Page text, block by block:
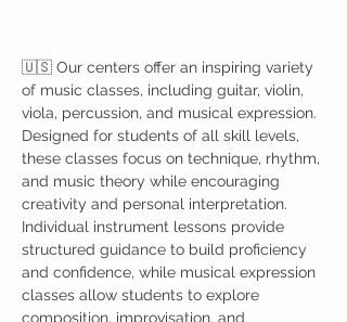
🇺🇸 Our centers offer an inspiring variety
of music classes, including guitar, violin,
viola, percussion, and musical expression.
Designed for students of all skill levels,
these classes focus on technique, rhythm,
and music theory while encouraging
creativity and personal interpretation.
Individual instrument lessons provide
structured guidance to build proficiency
and confidence, while musical expression
classes allow students to explore
composition, improvisation, and